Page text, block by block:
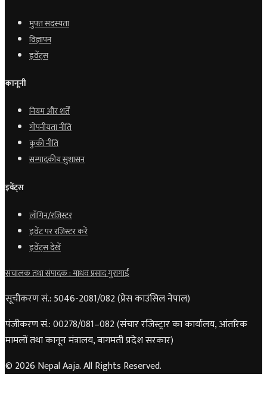
मुफ्त सदस्यता
विज्ञापन
इवेंट्स
कानूनी
नियम और शर्तें
गोपनीयता नीति
कुकी नीति
सम्पादकीय सुशासन
इवेंट्स
लॉगिन/रजिस्टर
इवेंट पर रजिस्टर करें
इवेंट्स देखें
संचालक तथा संपादक : माधव प्रसाद गुरागाईं
सूचीकरण सं.: 5046-2081/082 (प्रेस काउंसिल नेपाल)
पंजीकरण सं.: 00278/081–082 (संचार रजिस्ट्रार का कार्यालय, आंतरिक
मामलों तथा कानून मंत्रालय, बागमती प्रदेश सरकार)
© 2026 Nepal Aaja. All Rights Reserved.